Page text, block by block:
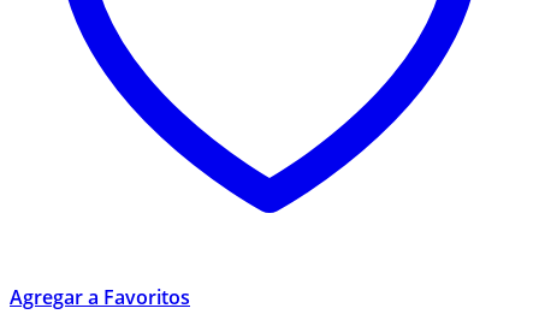
Agregar a Favoritos